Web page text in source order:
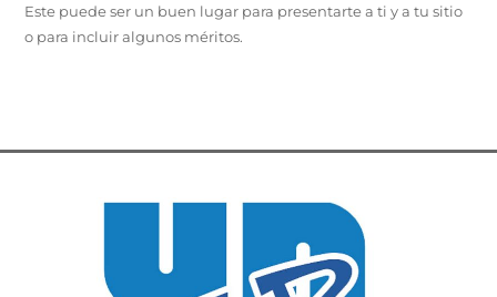
Este puede ser un buen lugar para presentarte a ti y a tu sitio
o para incluir algunos méritos.